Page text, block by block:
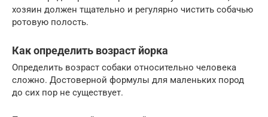
хозяин должен тщательно и регулярно чистить собачью
ротовую полость.
Как определить возраст йорка
Определить возраст собаки относительно человека
сложно. Достоверной формулы для маленьких пород
до сих пор не существует.